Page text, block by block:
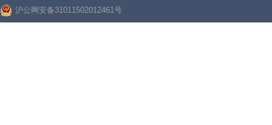
沪公网安备31011502012461号